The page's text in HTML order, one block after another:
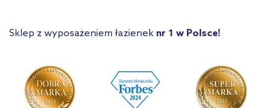
Sklep z wyposażeniem łazienek nr 1 w Polsce!